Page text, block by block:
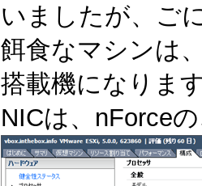
いましたが、ご
餌食なマシンは
搭載機になりま
NICは、nForce